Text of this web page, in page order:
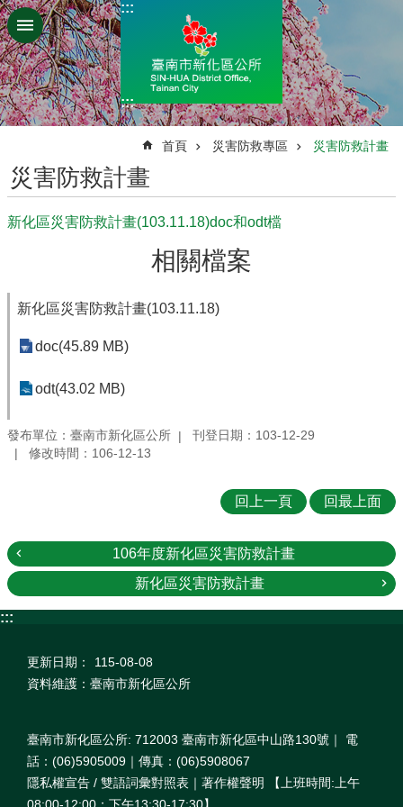
跳到主要內容區塊
:::
:::
首頁 災害防救專區 災害防救計畫
災害防救計畫
新化區災害防救計畫(103.11.18)doc和odt檔
相關檔案
新化區災害防救計畫(103.11.18)
doc(45.89 MB)
odt(43.02 MB)
發布單位：臺南市新化區公所
刊登日期：103-12-29
修改時間：106-12-13
回上一頁 回最上面
106年度新化區災害防救計畫
新化區災害防救計畫
:::
更新日期：
115-08-08
資料維護：臺南市新化區公所
臺南市新化區公所: 712003 臺南市新化區中山路130號｜ 電
話：(06)5905009｜傳真：(06)5908067
隱私權宣告 / 雙語詞彙對照表｜著作權聲明 【上班時間:上午